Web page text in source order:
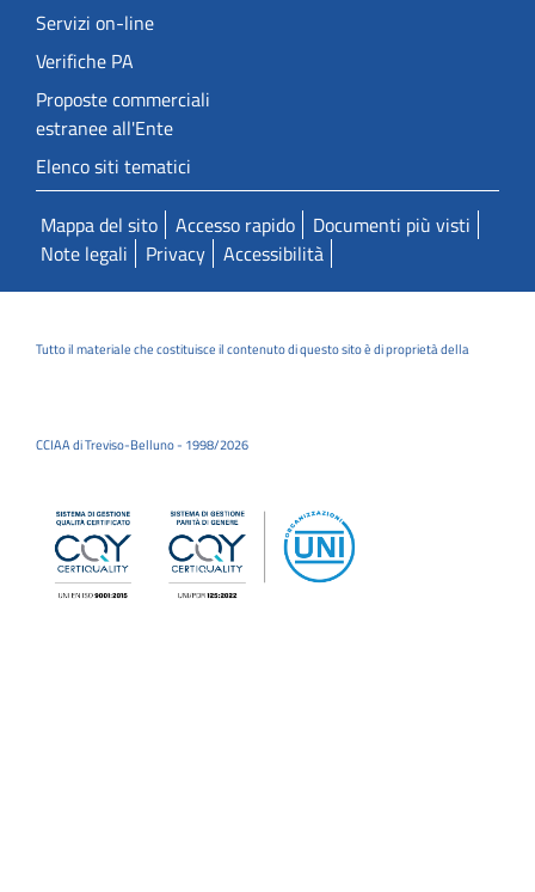
Servizi on-line
Verifiche PA
Proposte commerciali
estranee all'Ente
Elenco siti tematici
Mappa del sito Accesso rapido
Documenti più visti
Note legali
Privacy Accessibilità
Tutto il materiale che costituisce il contenuto di questo sito è di proprietà della
CCIAA di Treviso-Belluno - 1998/2026